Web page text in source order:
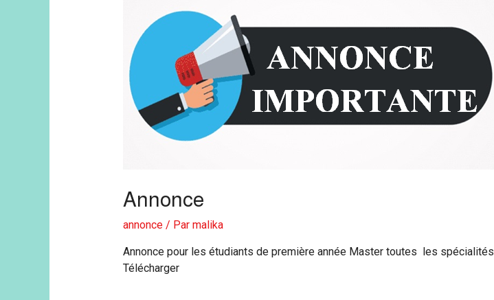
Annonce
annonce/ Par malika
Annonce pour les étudiants de première année Master toutes les spécialités
Télécharger